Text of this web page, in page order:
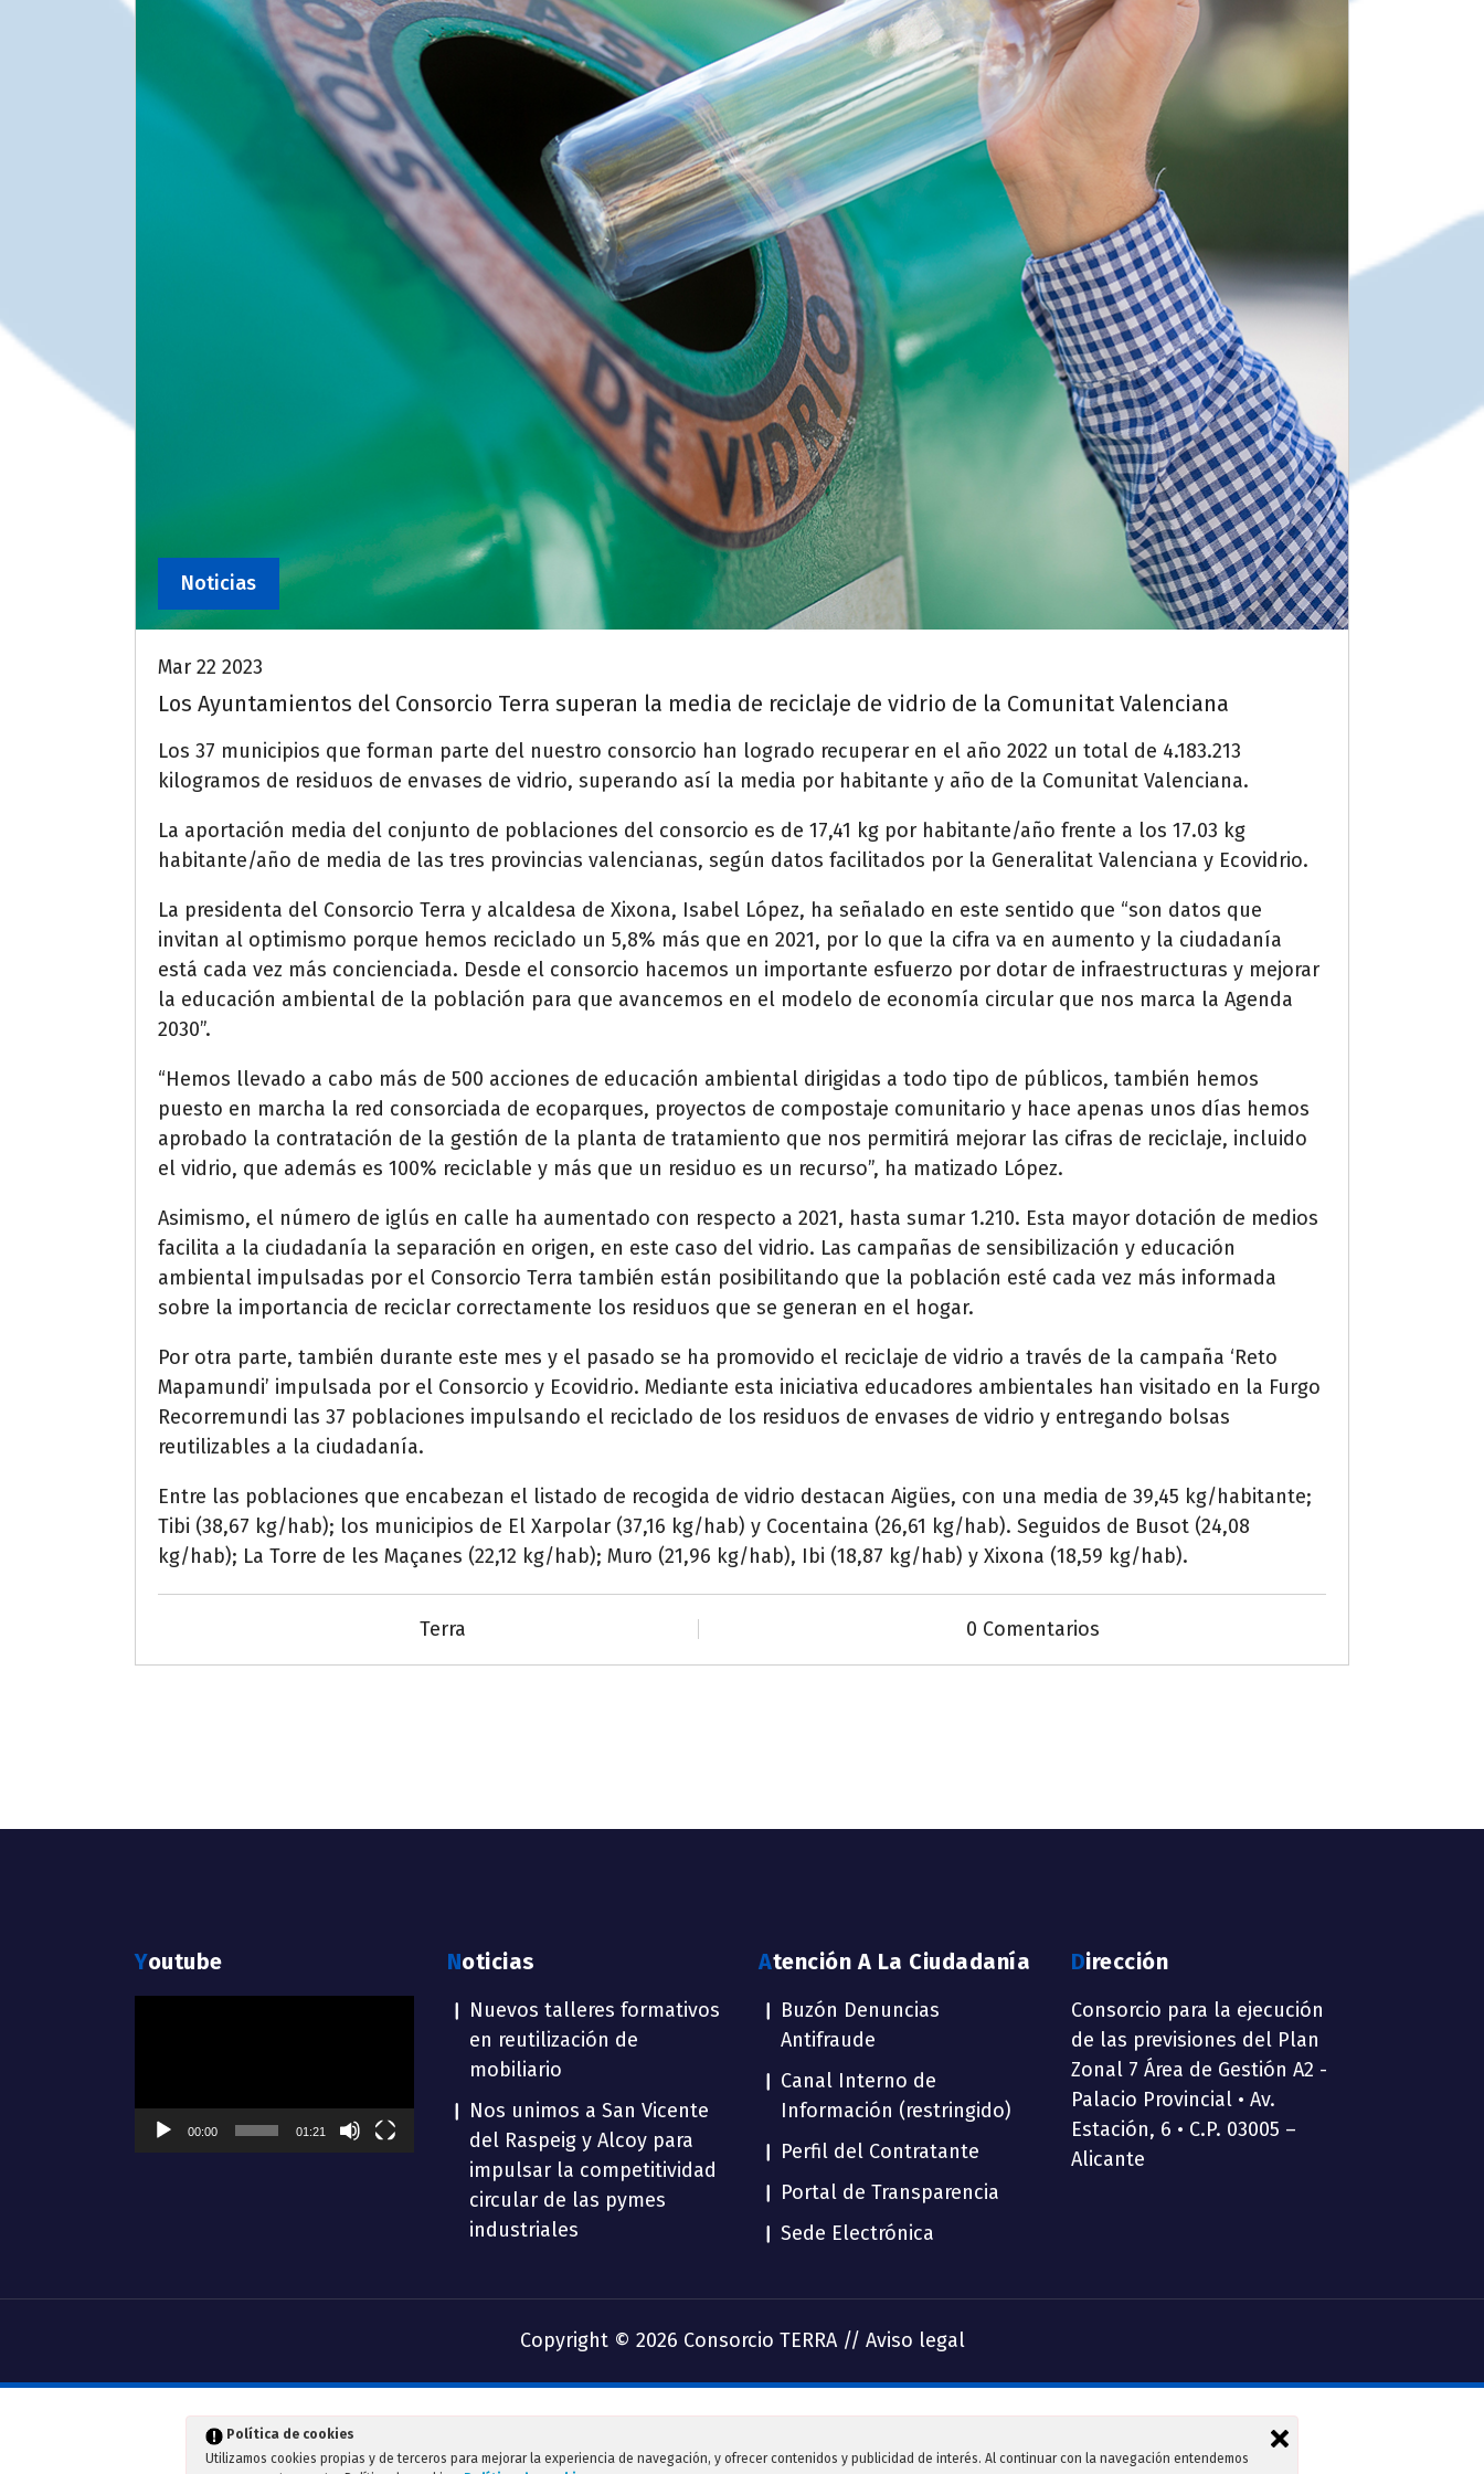
Noticias
Mar 22 2023
Los Ayuntamientos del Consorcio Terra superan la media de reciclaje de vidrio de la Comunitat Valenciana
Los 37 municipios que forman parte del nuestro consorcio han logrado recuperar en el año 2022 un total de 4.183.213
kilogramos de residuos de envases de vidrio, superando así la media por habitante y año de la Comunitat Valenciana.
La aportación media del conjunto de poblaciones del consorcio es de 17,41 kg por habitante/año frente a los 17.03 kg
habitante/año de media de las tres provincias valencianas, según datos facilitados por la Generalitat Valenciana y Ecovidrio.
La presidenta del Consorcio Terra y alcaldesa de Xixona, Isabel López, ha señalado en este sentido que “son datos que
invitan al optimismo porque hemos reciclado un 5,8% más que en 2021, por lo que la cifra va en aumento y la ciudadanía
está cada vez más concienciada. Desde el consorcio hacemos un importante esfuerzo por dotar de infraestructuras y mejorar
la educación ambiental de la población para que avancemos en el modelo de economía circular que nos marca la Agenda
2030”.
“Hemos llevado a cabo más de 500 acciones de educación ambiental dirigidas a todo tipo de públicos, también hemos
puesto en marcha la red consorciada de ecoparques, proyectos de compostaje comunitario y hace apenas unos días hemos
aprobado la contratación de la gestión de la planta de tratamiento que nos permitirá mejorar las cifras de reciclaje, incluido
el vidrio, que además es 100% reciclable y más que un residuo es un recurso”, ha matizado López.
Asimismo, el número de iglús en calle ha aumentado con respecto a 2021, hasta sumar 1.210. Esta mayor dotación de medios
facilita a la ciudadanía la separación en origen, en este caso del vidrio. Las campañas de sensibilización y educación
ambiental impulsadas por el Consorcio Terra también están posibilitando que la población esté cada vez más informada
sobre la importancia de reciclar correctamente los residuos que se generan en el hogar.
Por otra parte, también durante este mes y el pasado se ha promovido el reciclaje de vidrio a través de la campaña ‘Reto
Mapamundi’ impulsada por el Consorcio y Ecovidrio. Mediante esta iniciativa educadores ambientales han visitado en la Furgo
Recorremundi las 37 poblaciones impulsando el reciclado de los residuos de envases de vidrio y entregando bolsas
reutilizables a la ciudadanía.
Entre las poblaciones que encabezan el listado de recogida de vidrio destacan Aigües, con una media de 39,45 kg/habitante;
Tibi (38,67 kg/hab); los municipios de El Xarpolar (37,16 kg/hab) y Cocentaina (26,61 kg/hab). Seguidos de Busot (24,08
kg/hab); La Torre de les Maçanes (22,12 kg/hab); Muro (21,96 kg/hab), Ibi (18,87 kg/hab) y Xixona (18,59 kg/hab).
Terra 0 Comentarios
Youtube
00:00 01:21
Noticias
Nuevos talleres formativos
en reutilización de
mobiliario
Nos unimos a San Vicente
del Raspeig y Alcoy para
impulsar la competitividad
circular de las pymes
industriales
Atención A La Ciudadanía
Buzón Denuncias
Antifraude
Canal Interno de
Información (restringido)
Perfil del Contratante
Portal de Transparencia
Sede Electrónica
Dirección
Consorcio para la ejecución
de las previsiones del Plan
Zonal 7 Área de Gestión A2 -
Palacio Provincial • Av.
Estación, 6 • C.P. 03005 –
Alicante
Copyright © 2026 Consorcio TERRA // Aviso legal
Política de cookies
Utilizamos cookies propias y de terceros para mejorar la experiencia de navegación, y ofrecer contenidos y publicidad de interés. Al continuar con la navegación entendemos